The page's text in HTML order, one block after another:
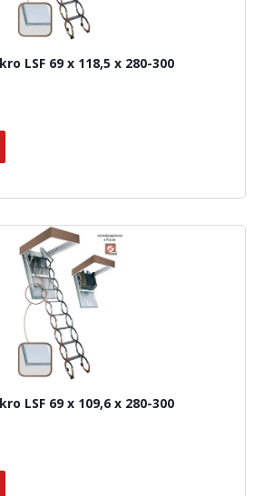
Fakro LSF 69 х 118,5 х 280-300
Fakro LSF 69 х 109,6 х 280-300